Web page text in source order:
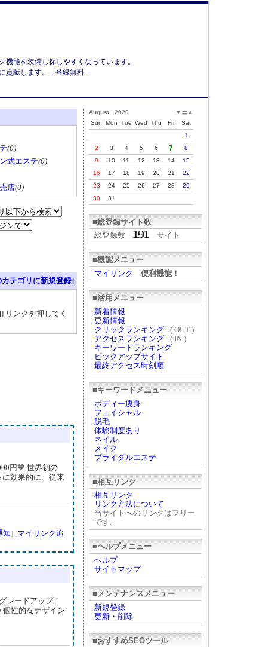
能を装備し探しやすくなっています。
貢献します。-- 登録無料 --
▲
〓
▼
August . 2026
Sun
Mon Tue Wed Thu Fri
Sat
1
2
3 4 5 6 7
8
9
10 11 12 13 14
15
16
17 18 19 20 21
22
23
24 25 26 27 28
29
30
31
■総登録サイト数
総登録数
サイト
■機能メニュー
マイリンク
便利機能！
■活用メニュー
新着情報
更新情報
クリックランキング - ( OUT )
アクセスランキング - ( IN )
キーワードランキング
ピックアップサイト
最終アクセス時刻順
■キーワードメニュー
ボディー痩身
フェイシャル
脱毛
体験制度あり
ネイル
メイク
ブライダルエステ
■相互リンク
相互リンク
リンク方法について
当サイトへのリンクはフリー
です。
■ヘルプメニュー
ヘルプ
サイトマップ
■メンテナンスメニュー
新規登録
更新・削除
■おすすめSEOツール
(0)
式エステ(0)
店(0)
カテゴリに新規登録]
] リンクを押してく
円💙 世界初の
に効果的に、従来
知] [マイリンク追
レードアップ！
性的なデザイン